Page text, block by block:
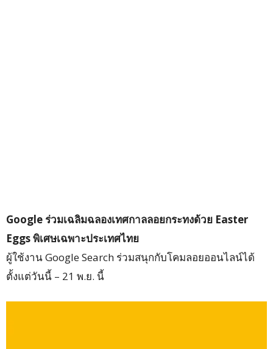
Google ร่วมเฉลิมฉลองเทศกาลลอยกระทงด้วย Easter
Eggs พิเศษเฉพาะประเทศไทย
ผู้ใช้งาน Google Search ร่วมสนุกกับโคมลอยออนไลน์ได้
ตั้งแต่วันนี้ – 21 พ.ย. นี้